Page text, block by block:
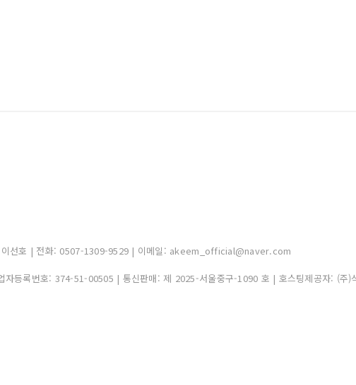
선호 | 전화: 0507-1309-9529 | 이메일: akeem_official@naver.com
자등록번호: 374-51-00505 | 통신판매: 제 2025-서울중구-1090 호 | 호스팅제공자: (주)